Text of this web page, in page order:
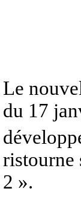
Le
du 17
ristourne
2 ».